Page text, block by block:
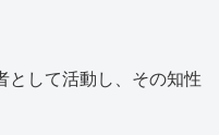
として活動し、その知性